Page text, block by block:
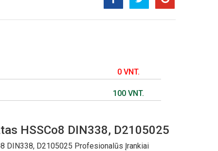
0 VNT.
100 VNT.
HSSCo8 DIN338, D2105025
DIN338, D2105025 Profesionalūs Įrankiai